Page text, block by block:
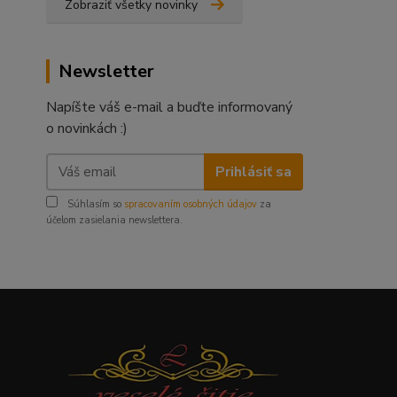
Zobraziť všetky novinky
Newsletter
Napíšte váš e-mail a buďte informovaný
o novinkách :)
Prihlásiť sa
Súhlasím so spracovaním osobných údajov za
účelom zasielania newslettera.